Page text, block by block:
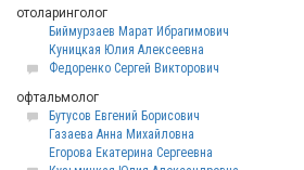
отоларинголог
Биймурзаев Марат Ибрагимович
Куницкая Юлия Алексеевна
Федоренко Сергей Викторович
офтальмолог
Бутусов Евгений Борисович
Газаева Анна Михайловна
Егорова Екатерина Сергеевна